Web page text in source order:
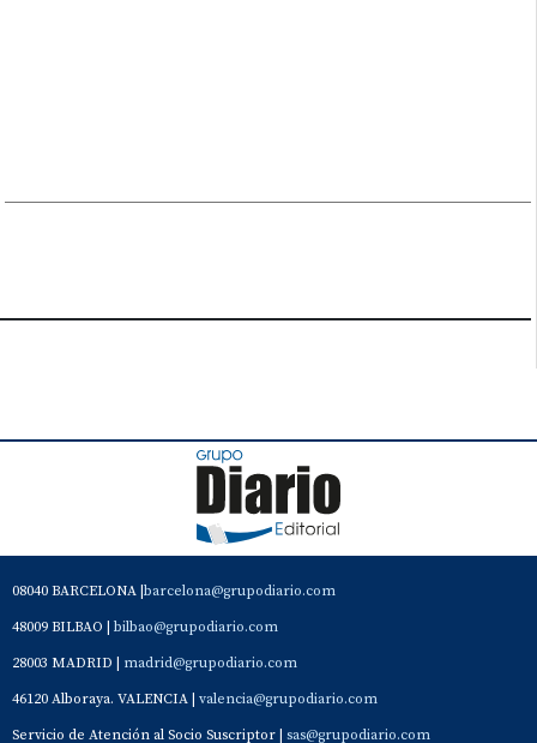
08040 BARCELONA | barcelona@grupodiario.com
48009 BILBAO | bilbao@grupodiario.com
28003 MADRID | madrid@grupodiario.com
46120 Alboraya. VALENCIA | valencia@grupodiario.com
Servicio de Atención al Socio Suscriptor | sas@grupodiario.com